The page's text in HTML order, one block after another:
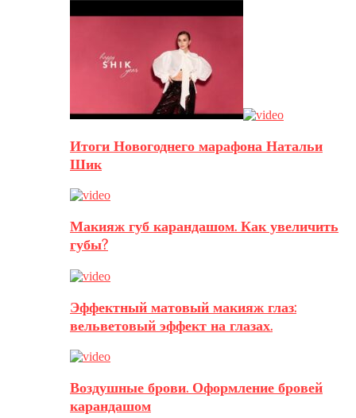
Итоги Новогоднего марафона Натальи
Шик
Макияж губ карандашом. Как увеличить
губы?
Эффектный матовый макияж глаз:
вельветовый эффект на глазах.
Воздушные брови. Оформление бровей
карандашом